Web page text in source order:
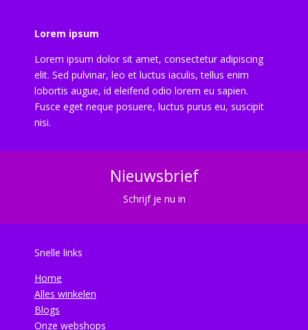
Lorem ipsum
Lorem ipsum dolor sit amet, consectetur adipiscing
elit. Sed pulvinar, leo et luctus iaculis, tellus enim
lobortis augue, id eleifend odio lorem eu sapien.
Fusce eget neque posuere, luctus purus eu, suscipit
nisi.
Nieuwsbrief
Schrijf je nu in
Snelle links
Home
Alles winkelen
Blogs
Onze webshops